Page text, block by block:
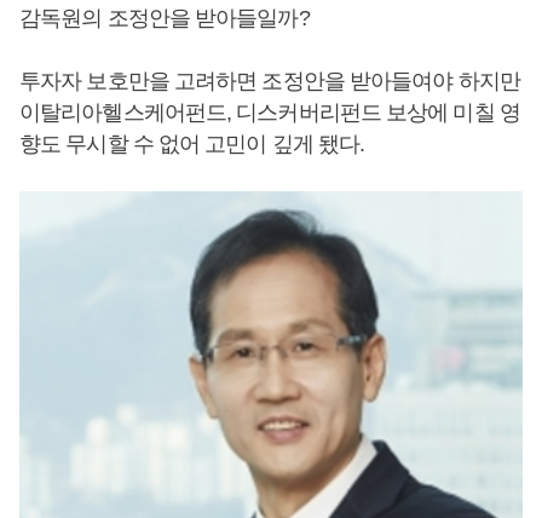
감독원의 조정안을 받아들일까?
투자자 보호만을 고려하면 조정안을 받아들여야 하지만
이탈리아헬스케어펀드, 디스커버리펀드 보상에 미칠 영
향도 무시할 수 없어 고민이 깊게 됐다.